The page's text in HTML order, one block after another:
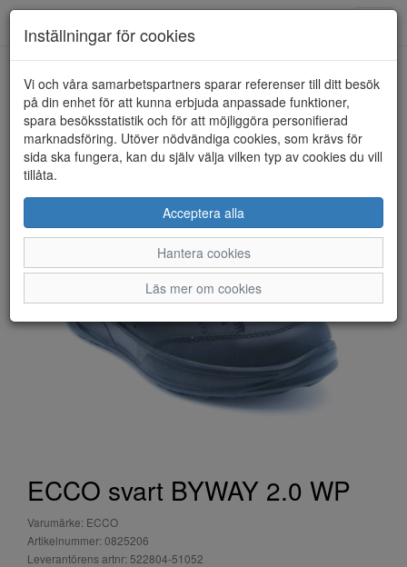
HEM ECCO
ECCO svart BYWAY 2.0 WP
Varumärke: ECCO
Artikelnummer: 0825206
Leverantörens artnr: 522804-51052
Inställningar för cookies
Vi och våra samarbetspartners sparar referenser till ditt besök
på din enhet för att kunna erbjuda anpassade funktioner,
spara besöksstatistik och för att möjliggöra personifierad
marknadsföring. Utöver nödvändiga cookies, som krävs för
sida ska fungera, kan du själv välja vilken typ av cookies du vill
tillåta.
Acceptera alla
Hantera cookies
Läs mer om cookies